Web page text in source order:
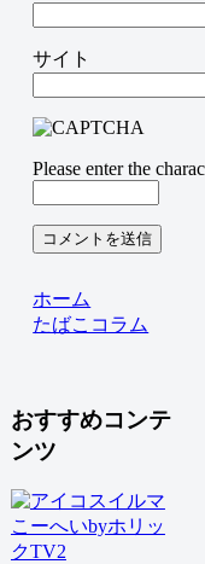
サイト
Please enter the
ホーム
たばこコラム
おすすめコンテ
ンツ
こーへいbyホリッ
クTV2